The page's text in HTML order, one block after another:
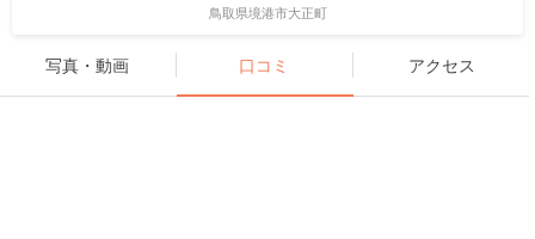
鳥取県境港市大正町
写真・動画 口コミ アクセス